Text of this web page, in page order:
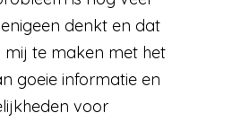
denkt en dat
mij te maken met het
goeie informatie en
voor